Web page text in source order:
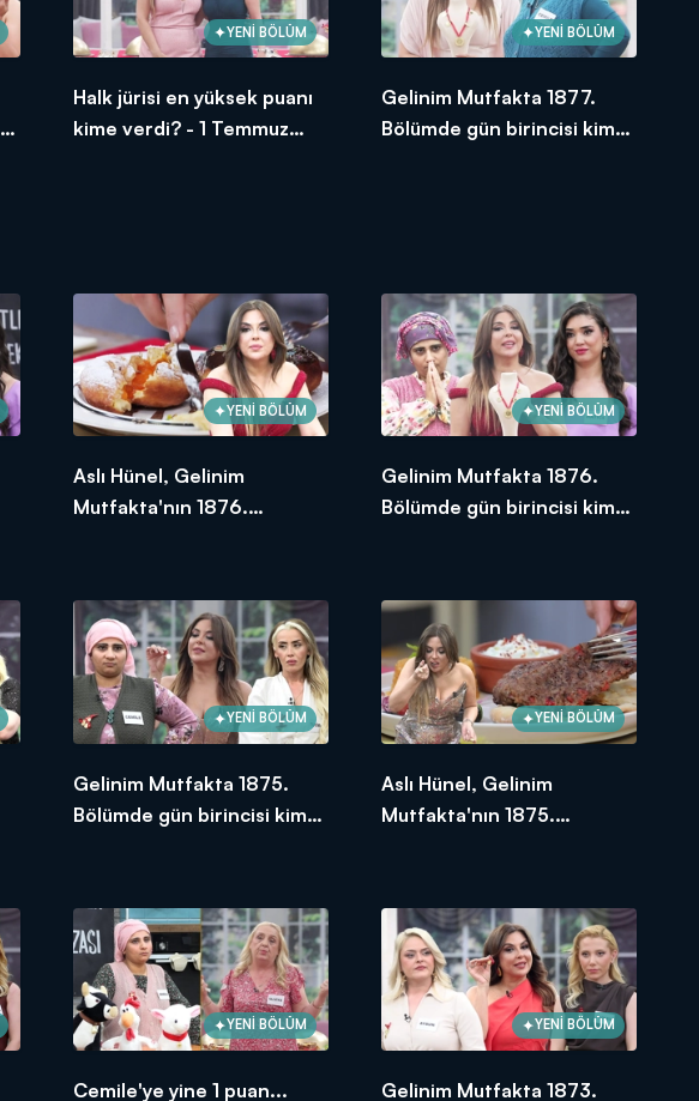
YENİ BÖLÜM
Halk jürisi en yüksek puanı
kime verdi? - 1 Temmuz
YENİ BÖLÜM
Gelinim Mutfakta 1877.
Bölümde gün birincisi kim
YENİ BÖLÜM
Aslı Hünel, Gelinim
Mutfakta'nın 1876.
YENİ BÖLÜM
Gelinim Mutfakta 1876.
Bölümde gün birincisi kim
YENİ BÖLÜM
Gelinim Mutfakta 1875.
Bölümde gün birincisi kim
YENİ BÖLÜM
Aslı Hünel, Gelinim
Mutfakta'nın 1875.
YENİ BÖLÜM
Cemile'ye yine 1 puan...
YENİ BÖLÜM
Gelinim Mutfakta 1873.